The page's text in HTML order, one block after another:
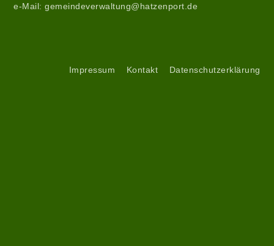
e-Mail:gemeindeverwaltung@hatzenport.de
Impressum Kontakt Datenschutzerklärung